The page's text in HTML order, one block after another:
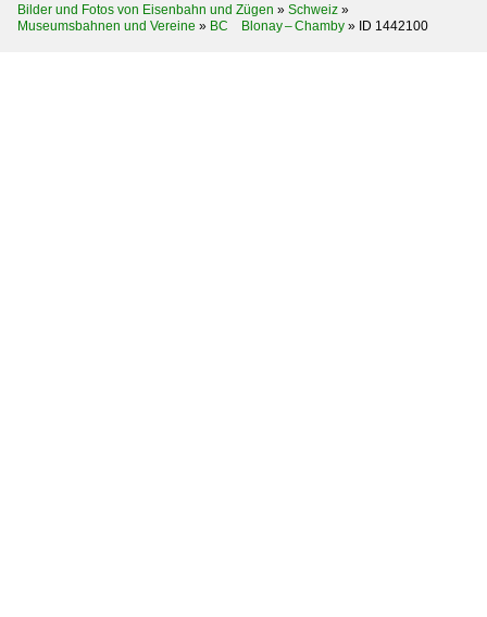
Bilder und Fotos von Eisenbahn und Zügen » Schweiz »
Museumsbahnen und Vereine » BC Blonay – Chamby » ID 1442100